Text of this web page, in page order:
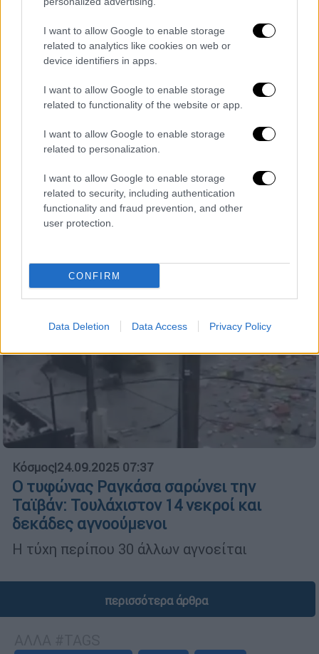
I want to allow Google to enable storage
related to analytics like cookies on web or
device identifiers in apps.
I want to allow Google to enable storage
related to functionality of the website or app.
I want to allow Google to enable storage
related to personalization.
I want to allow Google to enable storage
related to security, including authentication
functionality and fraud prevention, and other
user protection.
CONFIRM
Data Deletion Data Access Privacy Policy
Κόσμος|17.11.2025 09:07
Στην Ταϊβάν μοιράζουν εγχειρίδια
επιβίωσης στους πολίτες υπό τον φόβο
επίθεσης της Κίνας
Οδηγίες για το πώς φτιάχνεται ένα κιτ
επιβίωσης και τι πρέπει να κάνουν αν
βρεθούν απέναντι σε στρατιώτες
Κόσμος|24.09.2025 07:37
Ο τυφώνας Ραγκάσα σαρώνει την
Ταϊβάν: Τουλάχιστον 14 νεκροί και
δεκάδες αγνοούμενοι
H τύχη περίπου 30 άλλων αγνοείται
περισσότερα άρθρα